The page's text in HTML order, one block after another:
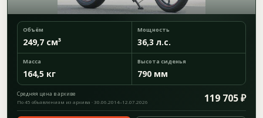
Объём
249,7 см³
Мощность
36,3 л.с.
Масса
164,5 кг
Высота сиденья
790 мм
Средняя цена в архиве 119 705 ₽
По 45 объявлениям из архива · 30.06.2014–12.07.2026